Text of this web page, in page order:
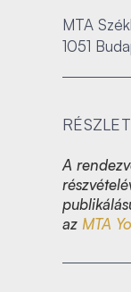
MTA
1051
A
az MTA